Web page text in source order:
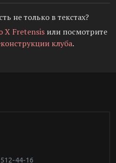
не только в текстах?
X Fretensisили посмотрите
клуба.
44-16